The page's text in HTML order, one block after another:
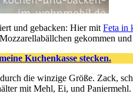
und gebacken: Hier mit Feta in
gekommen
Kuchenkasse stecken.
die winzige Größe. Zack,
mit Mehl, Ei, und